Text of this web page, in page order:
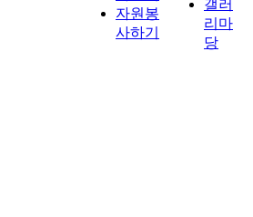
자원봉
사하기
갤러
리마
당